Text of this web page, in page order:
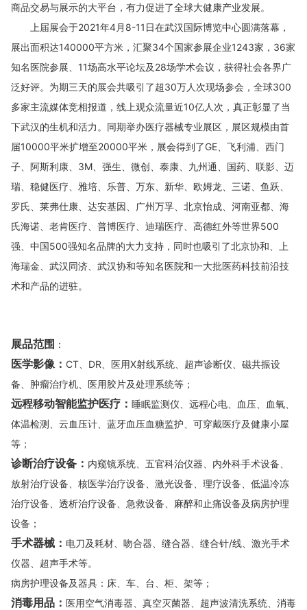
商品交易与展示的大平台，有力促进了全球大健康产业发展。
上届展会于2021年4月8-11日在武汉国际博览中心圆满落幕，
展出面积达140000平方米，汇聚34个国家参展企业1243家，36家
知名医院参展、11场高水平论坛及28场学术会议，获得社会各界广
泛好评。为期三天的展会共吸引了超30万人次现场参会，全球300
多家主流媒体竞相报道，线上观众流量近10亿人次，真正彰显了当
下武汉的生机和活力。同期举办医疗器械专业展区，展区规模由首
届10000平米扩增至20000平米，展会得到了GE、飞利浦、西门
子、阿斯利康、3M、强生、微创、泰康、九州通、国药、联影、迈
瑞、稳健医疗、雅培、乐普、万东、新华、欧姆龙、三诺、鱼跃、
罗氏、莱弗仕康、达安基因、广州万孚、北京怡成、河南亚都、海
氏海诺、老肯医疗、普博医疗、迪瑞医疗、高德红外等世界500
强、中国500强知名品牌的大力支持，同时也吸引了北京协和、上
海瑞金、武汉同济、武汉协和等知名医院和一大批医药科技前沿技
术和产品的进驻。
展品范围 ：
医学影像： CT、DR、医用X射线系统、超声诊断仪、磁共振设
备、肿瘤治疗机、医用胶片及处理系统等；
远程移动智能监护医疗： 睡眠监测仪、远程心电、血压、血氧、
体温检测、云血压计、蓝牙血压血糖监护、可穿戴医疗及健康小屋
等；
诊断治疗设备： 内窥镜系统、五官科治仪器、内外科手术设备、
放射治疗设备、核医学治疗设备、激光设备、理疗设备、低温冷冻
治疗设备、透析治疗设备、急救设备、麻醉和止痛设备及病房护理
设备；
手术器械： 电刀及耗材、吻合器、缝合器、缝合针/线、激光手术
仪器、超声手术等。
病房护理设备及器具：床、车、台、柜、架等；
消毒用品： 医用空气消毒器、真空灭菌器、超声波清洗系统、消毒